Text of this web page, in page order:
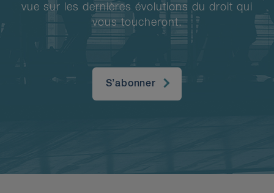
vue sur les dernières évolutions du droit qui
vous toucheront.
S’abonner